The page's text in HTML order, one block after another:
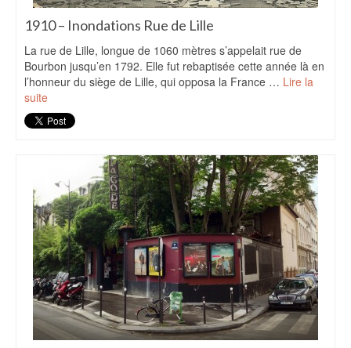
1910 – Inondations Rue de Lille
La rue de Lille, longue de 1060 mètres s’appelait rue de
Bourbon jusqu’en 1792. Elle fut rebaptisée cette année là en
l’honneur du siège de Lille, qui opposa la France … Lire la
suite